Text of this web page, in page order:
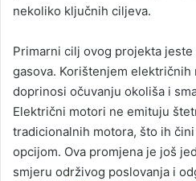
nekoliko ključnih ciljeva.
Primarni cilj ovog projekta
gasova. Korištenjem električnih
doprinosi očuvanju okoliša i
Električni motori ne emituju
tradicionalnih motora, što ih
opcijom. Ova promjena je još
smjeru održivog poslovanja i